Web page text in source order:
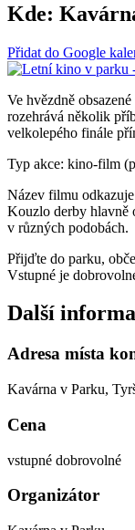
Kde:
Přidat do Google
Ve hvězdně
rozehrává několik
velkolepého finále
Typ akce: kino-film
Název filmu
Kouzlo derby hlavně
v různých podobách.
Přijďte do parku,
Vstupné je
Další
Adresa místa
Kavárna v Parku,
Cena
vstupné dobrovolné
Organizátor